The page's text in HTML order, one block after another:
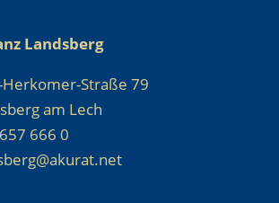
Landsberg
Straße 79
am Lech
666 0